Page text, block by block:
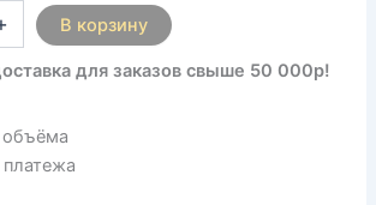
В корзину
для заказов свыше 50 000р!